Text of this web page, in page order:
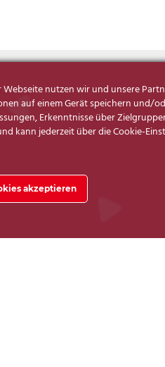
Ihr Home-Office
Webseite nutzen wir und unsere
auf einem Gerät speichern und/
Erkenntnisse über
kann jederzeit über die Cookie-
akzeptieren